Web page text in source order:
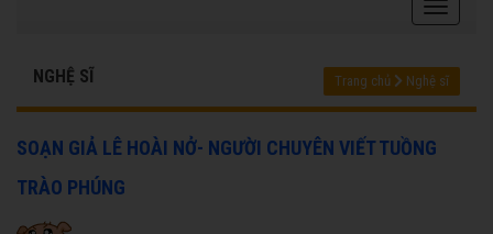
NGHỆ SĨ Trang chủ Nghệ sĩ
SOẠN GIẢ LÊ HOÀI NỞ- NGƯỜI CHUYÊN VIẾT TUỒNG
TRÀO PHÚNG